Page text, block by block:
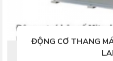
ĐỘNG CƠ THANG